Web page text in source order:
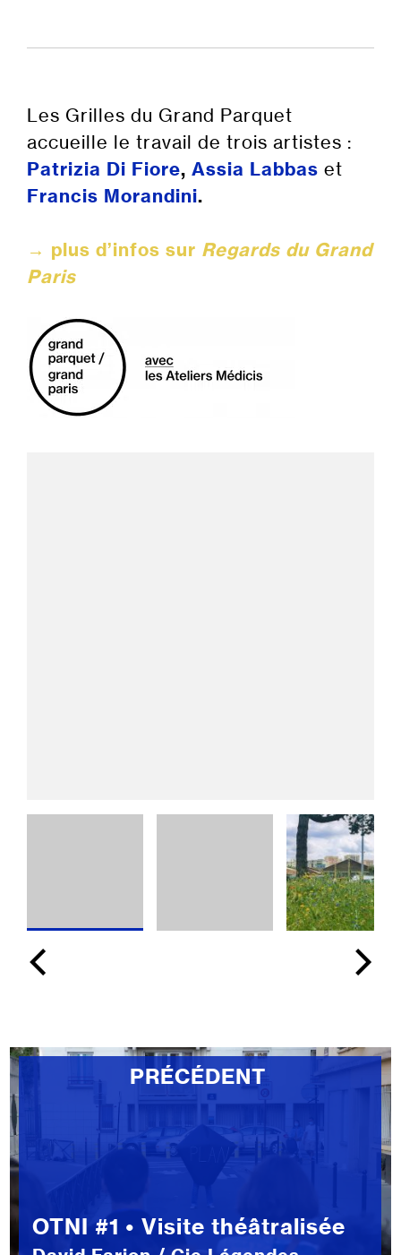
Les Grilles du Grand Parquet
accueille le travail de trois artistes :
Patrizia Di Fiore, Assia Labbas et
Francis Morandini.
→ plus d’infos sur Regards du Grand
Paris
PRÉCÉDENT
OTNI #1 • Visite théâtralisée